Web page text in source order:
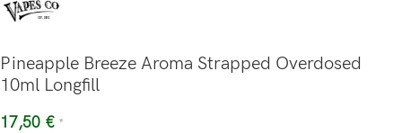
Pineapple Breeze Aroma Strapped Overdosed
10ml Longfill
17,50 € *